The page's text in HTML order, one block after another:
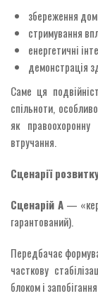
збереження
стримування
енергетичні
демонстрація
Саме ця
спільноти,
як
втручання.
Сценарії
Сценарій A—
гарантований).
Передбачає
часткову
блоком і